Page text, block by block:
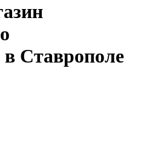
в Ставрополе